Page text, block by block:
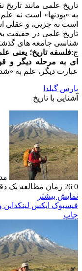
تاریخ علمی مانند
به «بودنها» است نه
است نه جزیی، و
تاریخ علمی در حقیقت
شناسی جامعه های
ج:فلسفه تاریخ؛ یعنی
ای به مرحله دیگر و
عبارت دیگر، علم به
پارس گیلدا
آشنایی با تاریخ
0
زمان مطالعه یک
نمایش بیشتر
فیسبوک ایکس لینکداین
چاپ